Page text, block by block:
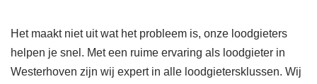
Het maakt niet uit wat het probleem is, onze loodgieters
helpen je snel. Met een ruime ervaring als loodgieter in
Westerhoven zijn wij expert in alle loodgietersklussen. Wij